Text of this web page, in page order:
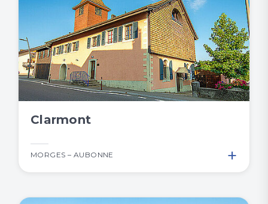
Clarmont
MORGES – AUBONNE +